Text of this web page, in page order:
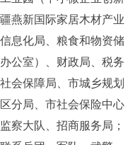
疆燕新国际家居木材产业
息化局
粮食和物资储
公室）、财政局、税务
会保障局
市城乡规划
分局、 市社会保险中心
察大队、招商服务局；